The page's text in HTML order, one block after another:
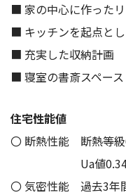
■ 家の中心に作った
■ キッチンを起点と
■ 充実した収納計画
■ 寝室の書斎スペース
住宅性能値
〇 断熱性能 断熱等
Ua値
〇 気密性能 過去3年